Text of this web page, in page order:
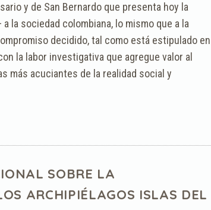
y de San Bernardo que presenta hoy la
la sociedad colombiana, lo mismo que a la
decidido, tal como está estipulado en
la labor investigativa que agregue valor al
más acuciantes de la realidad social y
SOBRE LA
ARCHIPIÉLAGOS ISLAS DEL